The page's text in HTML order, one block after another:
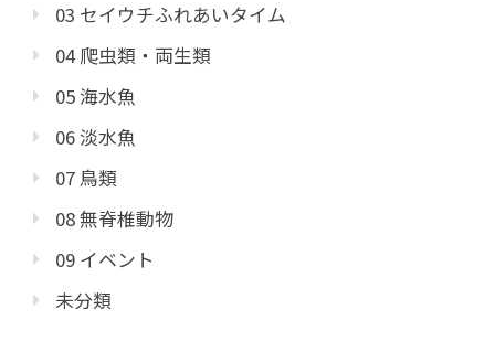
03 セイウチふれあいタイム
04 爬虫類・両生類
05 海水魚
06 淡水魚
07 鳥類
08 無脊椎動物
09 イベント
未分類